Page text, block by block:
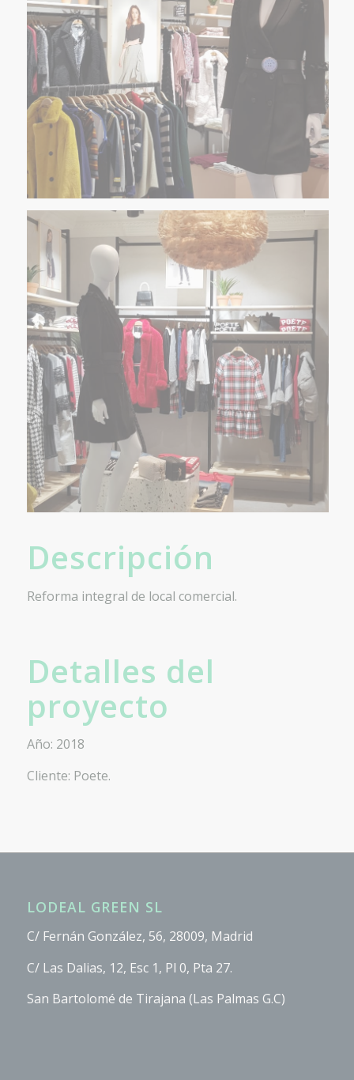
Descripción
Reforma integral de local comercial.
Detalles del
proyecto
Año: 2018
Cliente: Poete.
LODEAL GREEN SL
C/ Fernán González, 56, 28009, Madrid
C/ Las Dalias, 12, Esc 1, Pl 0, Pta 27.
San Bartolomé de Tirajana (Las Palmas G.C)